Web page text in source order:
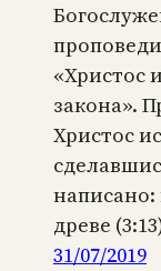
«Христос
закона».
Христос
написано:
древе
31/07/2019